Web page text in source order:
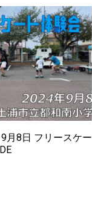
月8日 フリースケー